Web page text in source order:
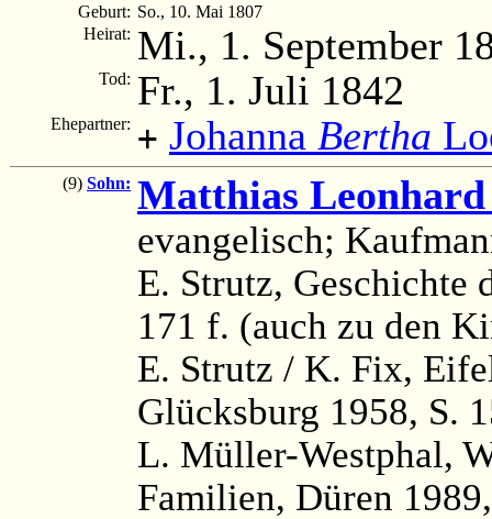
Geburt: So., 10. Mai 1807
Heirat: Mi., 1. September
Tod: Fr., 1. Juli 1842
Ehepartner: + Johanna Bertha
(9) Sohn: Matthias
evangelisch;
E. Strutz, Geschichte
171 f. (auch zu den
E. Strutz / K. Fix,
Glücksburg 1958, S.
L. Müller-Westphal,
Familien, Düren